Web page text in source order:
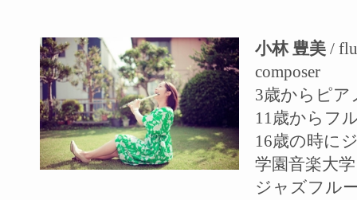
小林 豊美 /
composer
3歳からピア
11歳からフ
16歳の時に
学園音楽大
ジャズフル